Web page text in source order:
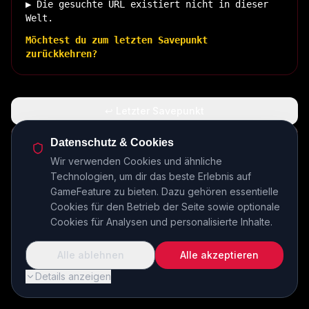
▶ Die gesuchte URL existiert nicht in dieser
Welt.
Möchtest du zum letzten Savepunkt
zurückkehren?
🏠 Zurück zur Basis
INSERT COIN TO CONTINUE...
Datenschutz & Cookies
Wir verwenden Cookies und ähnliche
Technologien, um dir das beste Erlebnis auf
GameFeature zu bieten. Dazu gehören essentielle
Cookies für den Betrieb der Seite sowie optionale
Cookies für Analysen und personalisierte Inhalte.
Details anzeigen
Alle ablehnen Alle akzeptieren